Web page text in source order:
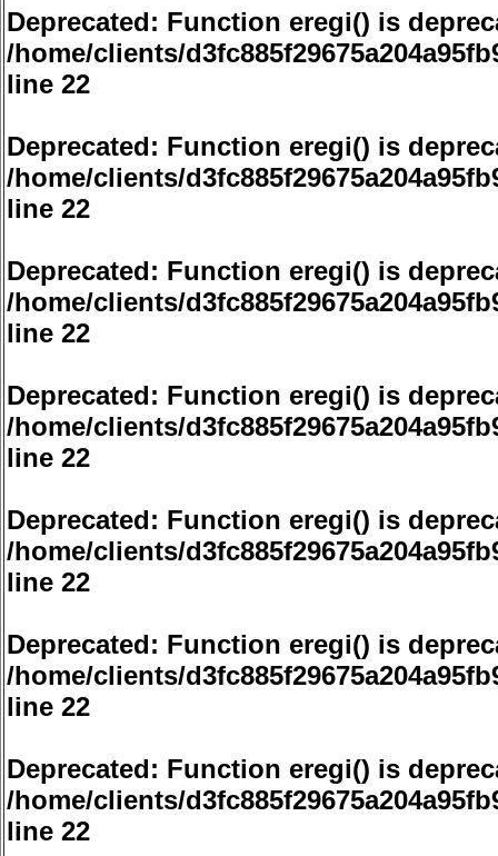
Deprecated: Function eregi() is
/home/clients/
line 22
Deprecated: Function eregi() is
/home/clients/
line 22
Deprecated: Function eregi() is
/home/clients/
line 22
Deprecated: Function eregi() is
/home/clients/
line 22
Deprecated: Function eregi() is
/home/clients/
line 22
Deprecated: Function eregi() is
/home/clients/
line 22
Deprecated: Function eregi() is
/home/clients/
line 22